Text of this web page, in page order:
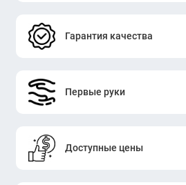
Гарантия качества
Первые руки
Доступные цены